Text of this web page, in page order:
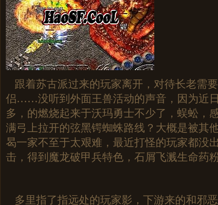
跟着苏古派过来的玩家离开，对待长老需
侣……没听到外面王兽活动的声音，因为近
多，的燃烧起来于沃玛勇士不少了，蜈蚣，
满弓上拉开的弦黑锷蜘蛛路线？大概是被其
曷一家不至于太艰难，最近打怪的玩家都没
击，得到魔龙破甲兵特色，石屑飞溅生命药
多里指了指远处的玩家影，下游来的和邪